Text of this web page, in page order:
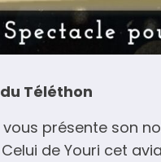
Téléthon
vous présente son
de Youri cet